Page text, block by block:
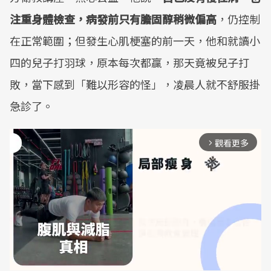
注重身體檢查，病發前只有膽固醇稍微偏高 ，仍控制
在正常範圍；但發生心肌梗塞的前一天，他和就讀小
四的兒子打羽球，原本每次都贏，那天竟被兒子打
敗，當下感到「難以形容的怪」，凌晨人就不舒服掛
急診了。
arrow_forward_ios 觀看更多